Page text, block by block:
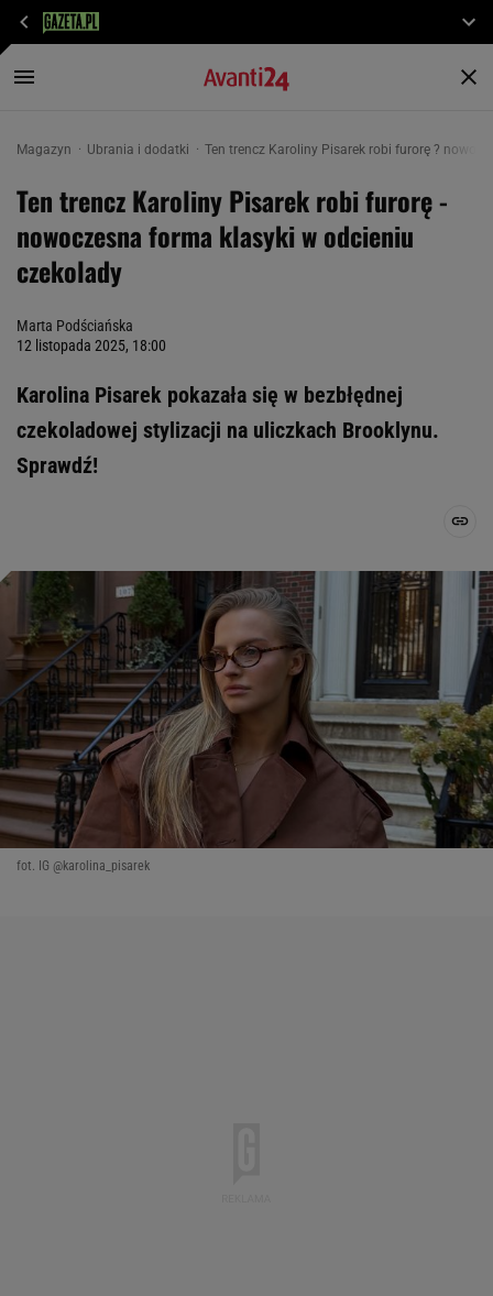
Magazyn Ubrania i dodatki Ten trencz Karoliny Pisarek robi furorę ?
Ten trencz Karoliny Pisarek robi furorę -
nowoczesna forma klasyki w odcieniu
czekolady
Marta Podściańska
12 listopada 2025, 18:00
Karolina Pisarek pokazała się w bezbłędnej
czekoladowej stylizacji na uliczkach Brooklynu.
Sprawdź!
fot. IG @karolina_pisarek